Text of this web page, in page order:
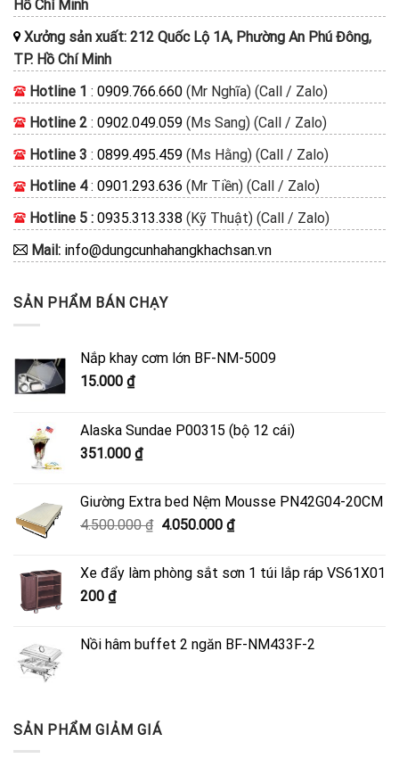
Hồ Chí Minh
Xưởng sản xuất: 212 Quốc Lộ 1A, Phường An Phú Đông,
TP. Hồ Chí Minh
Hotline 1 : 0909.766.660 (Mr Nghĩa) (Call / Zalo)
Hotline 2 : 0902.049.059 (Ms Sang) (Call / Zalo)
Hotline 3 : 0899.495.459 (Ms Hằng) (Call / Zalo)
Hotline 4: 0901.293.636 (Mr Tiền) (Call / Zalo)
Hotline 5 : 0935.313.338 (Kỹ Thuật) (Call / Zalo)
Mail: info@dungcunhahangkhachsan.vn
SẢN PHẨM BÁN CHẠY
Nắp khay cơm lớn BF-NM-5009
15.000 ₫
Alaska Sundae P00315 (bộ 12 cái)
351.000 ₫
Giường Extra bed Nệm Mousse PN42G04-20CM
4.500.000₫ Giá
4.500.000 ₫.
4.050.000 ₫Giá
là:
Xe đẩy làm phòng sắt sơn 1 túi lắp ráp VS61X01
200 ₫
Nồi hâm buffet 2 ngăn BF-NM433F-2
SẢN PHẨM GIẢM GIÁ